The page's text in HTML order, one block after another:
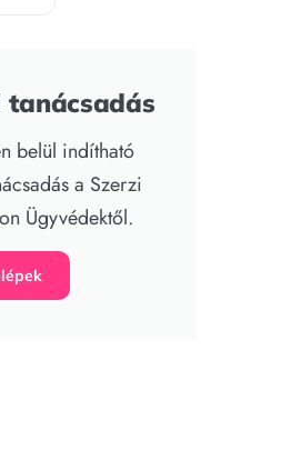
tanácsadás
belül indítható
a Szerzi
Ügyvédektől.